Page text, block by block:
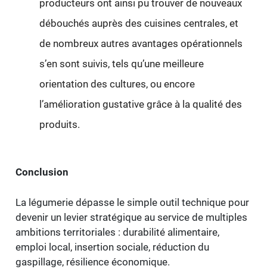
producteurs ont ainsi pu trouver de nouveaux
débouchés auprès des cuisines centrales, et
de nombreux autres avantages opérationnels
s’en sont suivis, tels qu’une meilleure
orientation des cultures, ou encore
l’amélioration gustative grâce à la qualité des
produits.
Conclusion
La légumerie dépasse le simple outil technique pour
devenir un levier stratégique au service de multiples
ambitions territoriales : durabilité alimentaire,
emploi local, insertion sociale, réduction du
gaspillage, résilience économique.